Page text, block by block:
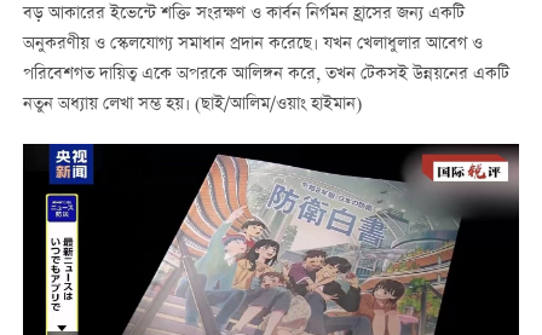
বড় আকারের ইভেন্টে শক্তি সংরক্ষণ ও কার্বন নির্গমন হ্রাসের জন্য একটি
অনুকরণীয় ও স্কেলযোগ্য সমাধান প্রদান করেছে। যখন খেলাধুলার আবেগ ও
পরিবেশগত দায়িত্ব একে অপরকে আলিঙ্গন করে, তখন টেকসই উন্নয়নের একটি
নতুন অধ্যায় লেখা সম্ভ হয়। (ছাই/আলিম/ওয়াং হাইমান)